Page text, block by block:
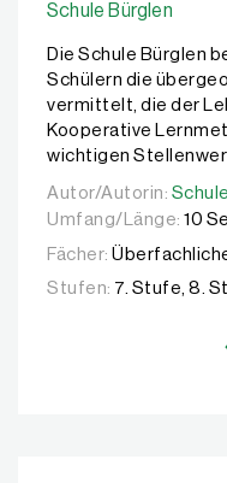
Schule Bürglen
Die Schule Bürglen
Schülern die
vermittelt, die der
Kooperative
wichtigen
Autor/Autorin:
Autor/Autorin:
Umfang/Länge: 10
Fächer:
Stufen: 7. Stufe, 8.